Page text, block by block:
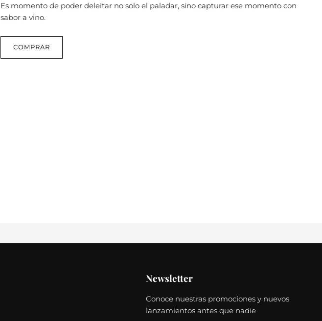
Es momento de poder deleitar no solo el paladar, sino capturar ese momento con
sabor a vino.
COMPRAR
Newsletter
Conoce nuestras promociones y nuevos
lanzamientos antes que nadie